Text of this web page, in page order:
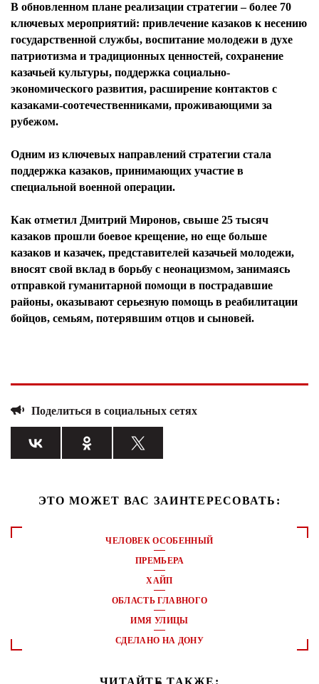
В обновленном плане реализации стратегии – более 70
ключевых мероприятий: привлечение казаков к несению
государственной службы, воспитание молодежи в духе
патриотизма и традиционных ценностей, сохранение
казачьей культуры, поддержка социально-
экономического развития, расширение контактов с
казаками-соотечественниками, проживающими за
рубежом.
Одним из ключевых направлений стратегии стала
поддержка казаков, принимающих участие в
специальной военной операции.
Как отметил Дмитрий Миронов, свыше 25 тысяч
казаков прошли боевое крещение, но еще больше
казаков и казачек, представителей казачьей молодежи,
вносят свой вклад в борьбу с неонацизмом, занимаясь
отправкой гуманитарной помощи в пострадавшие
районы, оказывают серьезную помощь в реабилитации
бойцов, семьям, потерявшим отцов и сыновей.
Поделиться в социальных сетях
ЭТО МОЖЕТ ВАС ЗАИНТЕРЕСОВАТЬ:
ЧЕЛОВЕК ОСОБЕННЫЙ
ПРЕМЬЕРА
ХАЙП
ОБЛАСТЬ ГЛАВНОГО
ИМЯ УЛИЦЫ
СДЕЛАНО НА ДОНУ
ЧИТАЙТЕ ТАКЖЕ: